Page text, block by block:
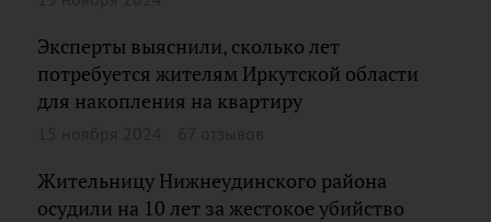
Эксперты выяснили, сколько лет
потребуется жителям Иркутской области
для накопления на квартиру
Жительницу Нижнеудинского района
осудили на 10 лет за жестокое убийство